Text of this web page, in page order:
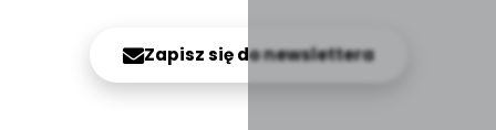
Zapisz się do newslettera